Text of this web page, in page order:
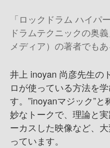
「ロックドラム ハイパ
ドラムテクニックの奥
メディア）の著者でもあ
井上 inoyan 尚彦先生の
ロが使っている方法を
す。”inoyanマジック”
妙なトークで、理論と
ーカスした映像など、
っています。